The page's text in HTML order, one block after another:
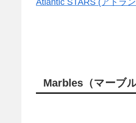
Atlantic STARS (アトラ
Marbles（マーブル